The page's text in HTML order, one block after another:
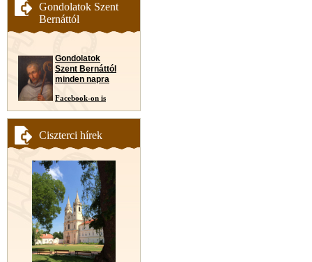
Gondolatok Szent
Bernáttól
Gondolatok
Szent Bernáttól
minden napra
Facebook-on is
Ciszterci hírek